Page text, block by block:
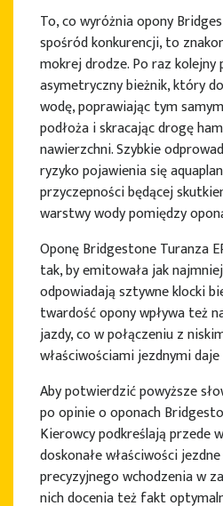
To, co wyróżnia opony
spośród konkurencji, to
mokrej drodze. Po raz
asymetryczny bieżnik, który
wodę, poprawiając tym
podłoża i skracając drogę
nawierzchni. Szybkie
ryzyko pojawienia się
przyczepności będącej
warstwy wody pomiędzy
Oponę Bridgestone Turanza
tak, by emitowała jak
odpowiadają sztywne klocki
twardość opony wpływa też
jazdy, co w połączeniu z
właściwościami jezdnymi
Aby potwierdzić powyższe
po opinie o oponach
Kierowcy podkreślają przede
doskonałe właściwości
precyzyjnego wchodzenia w
nich docenia też fakt